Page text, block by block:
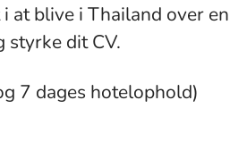
at blive i Thailand over
styrke dit CV.
7 dages hotelophold)